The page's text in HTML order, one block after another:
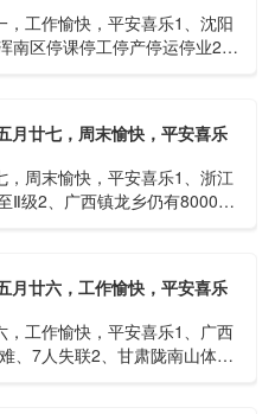
工作愉快，平安喜乐1、沈阳
南区停课停工停产停运停业2、
月廿七，周末愉快，平安喜乐
周末愉快，平安喜乐1、浙江
Ⅱ级2、广西镇龙乡仍有8000多
月廿六，工作愉快，平安喜乐
工作愉快，平安喜乐1、广西
、7人失联2、甘肃陇南山体滑